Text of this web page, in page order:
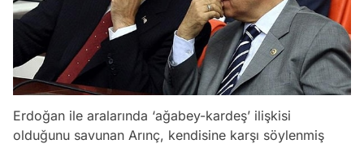
Erdoğan ile aralarında ‘ağabey-kardeş’ ilişkisi
olduğunu savunan Arınç, kendisine karşı söylenmiş